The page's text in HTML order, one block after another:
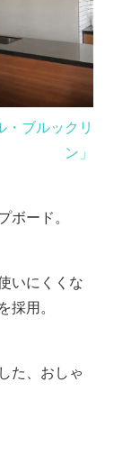
ブルックリ
ン」
ード。
いにくくな
採用。
た、おしゃ